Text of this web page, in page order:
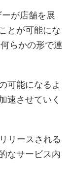
が店舗を展
とが可能にな
らかの形で連
可能になるよ
速させていく
リースされる
なサービス内